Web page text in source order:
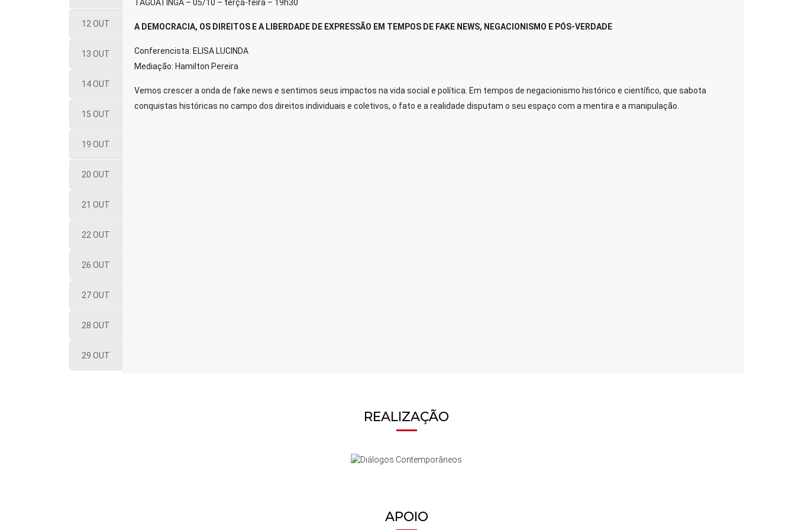
12 OUT
13 OUT
14 OUT
15 OUT
19 OUT
20 OUT
21 OUT
22 OUT
26 OUT
27 OUT
28 OUT
29 OUT
TAGUATINGA – 05/10 – terça-feira – 19h30
A DEMOCRACIA, OS DIREITOS E A LIBERDADE DE EXPRESSÃO EM TEMPOS DE FAKE NEWS, NEGACIONISMO E PÓS-VERDADE
Conferencista: ELISA LUCINDA
Mediação: Hamilton Pereira
Vemos crescer a onda de fake news e sentimos seus impactos na vida social e política. Em tempos de negacionismo histórico e científico, que sabota
conquistas históricas no campo dos direitos individuais e coletivos, o fato e a realidade disputam o seu espaço com a mentira e a manipulação.
REALIZAÇÃO
APOIO